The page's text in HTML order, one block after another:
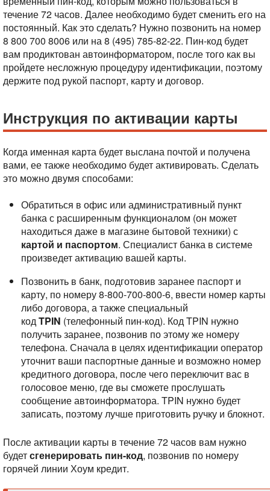
течение 72 часов. Далее необходимо будет сменить его на
постоянный. Как это сделать? Нужно позвонить на номер
8 800 700 8006 или на 8 (495) 785-82-22. Пин-код будет
вам продиктован автоинформатором, после того как вы
пройдете несложную процедуру идентификации, поэтому
держите под рукой паспорт, карту и договор.
Инструкция по активации карты
Когда именная карта будет выслана почтой и получена
вами, ее также необходимо будет активировать. Сделать
это можно двумя способами:
Обратиться в офис или административный пункт
банка с расширенным функционалом (он может
находиться даже в магазине бытовой техники) с
картой и паспортом. Специалист банка в системе
произведет активацию вашей карты.
Позвонить в банк, подготовив заранее паспорт и
карту, по номеру 8-800-700-800-6, ввести номер карты
либо договора, а также специальный
кодTPIN (телефонный пин-код). Код TPIN нужно
получить заранее, позвонив по этому же номеру
телефона. Сначала в целях идентификации оператор
уточнит ваши паспортные данные и возможно номер
кредитного договора, после чего переключит вас в
голосовое меню, где вы сможете прослушать
сообщение автоинформатора. TPIN нужно будет
записать, поэтому лучше приготовить ручку и блокнот.
После активации карты в течение 72 часов вам нужно
будетсгенерировать пин-код, позвонив по номеру
горячей линии Хоум кредит.